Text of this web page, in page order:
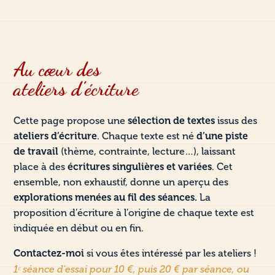
Au cœur des
ateliers d’écriture
Cette page propose unesélection de textesissus des
ateliers d’écriture. Chaque texte est né d’une piste
de travail (thème, contrainte, lecture…), laissant
place à des écritures singulières et variées. Cet
ensemble, non exhaustif, donne un aperçu des
explorations menées au fil des séances. La
proposition d’écriture à l’origine de chaque texte est
indiquée en début ou en fin.
Contactez-moisi vous êtes intéressé par les ateliers !
1ᵉ séance d'essai pour 10 €, puis 20 € par séance, ou